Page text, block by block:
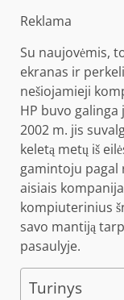
Reklama
Su naujovėmis,
ekranas ir
nešiojamieji
HP buvo galinga
2002 m. jis
keletą metų iš
gamintoju pagal
aisiais
kompiuterinius
savo mantiją
pasaulyje.
Turinys